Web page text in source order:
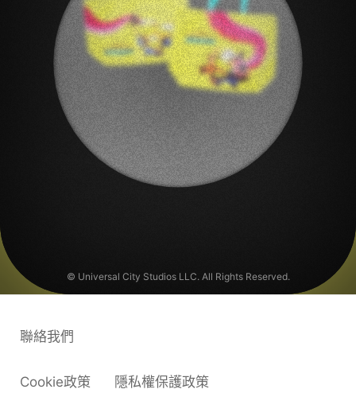
© Universal City Studios LLC. All Rights Reserved.
Cookie政策 隱私權保護政策
聯絡我們